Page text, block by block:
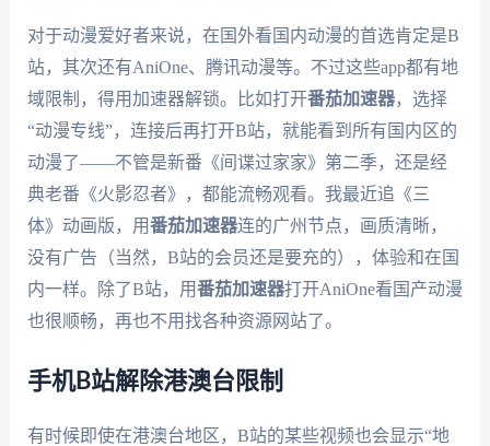
对于动漫爱好者来说，在国外看国内动漫的首选肯定是B
站，其次还有AniOne、腾讯动漫等。不过这些app都有地
域限制，得用加速器解锁。比如打开番茄加速器，选择
“动漫专线”，连接后再打开B站，就能看到所有国内区的
动漫了——不管是新番《间谍过家家》第二季，还是经
典老番《火影忍者》，都能流畅观看。我最近追《三
体》动画版，用番茄加速器连的广州节点，画质清晰，
没有广告（当然，B站的会员还是要充的），体验和在国
内一样。除了B站，用番茄加速器打开AniOne看国产动漫
也很顺畅，再也不用找各种资源网站了。
手机B站解除港澳台限制
有时候即使在港澳台地区，B站的某些视频也会显示“地